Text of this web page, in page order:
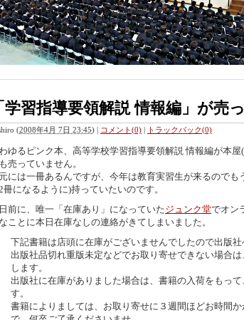
学習指導要領解説 情報編」が売
(2008年4月 7日 23:45) コメント(0) トラックバック(0)
ゆるピンク本、高等学校学習指導要領解説 情報編が本
売っていません。
には一冊あるんですが、今年は教育実習生が来るのでも
冊になるように)持っていたいのです。
前に、唯一「在庫あり」になっていたジュンク堂でオン
ことに本日在庫なしの連絡がきてしまいました。
下記書籍は店頭に在庫がございませんでしたので出版社
出版社品切れ重版未定などでお取り寄せできない場合
します。
出版社に在庫がありました場合は、書籍の入荷をもっ
す。
書籍によりましては、お取り寄せに３週間ほどお時間